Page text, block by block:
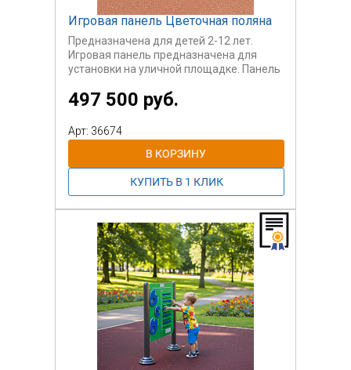
Игровая панель Цветочная поляна
Предназначена для детей 2-12 лет.
Игровая панель предназначена для
установки на уличной площадке. Панель
соответственно рассчитана на 4-х
пользователей.
Панель создана для игр с
одновременным развитием мелкой
497 500 руб.
Арт: 36674